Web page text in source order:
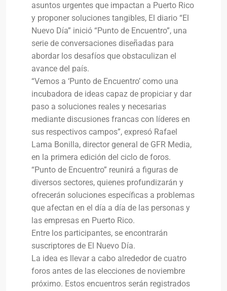
asuntos urgentes que impactan a Puerto Rico
y proponer soluciones tangibles, El diario “El
Nuevo Día” inició “Punto de Encuentro”, una
serie de conversaciones diseñadas para
abordar los desafíos que obstaculizan el
avance del país.
“Vemos a ‘Punto de Encuentro’ como una
incubadora de ideas capaz de propiciar y dar
paso a soluciones reales y necesarias
mediante discusiones francas con líderes en
sus respectivos campos”, expresó Rafael
Lama Bonilla, director general de GFR Media,
en la primera edición del ciclo de foros.
“Punto de Encuentro” reunirá a figuras de
diversos sectores, quienes profundizarán y
ofrecerán soluciones específicas a problemas
que afectan en el día a día de las personas y
las empresas en Puerto Rico.
Entre los participantes, se encontrarán
suscriptores de El Nuevo Día.
La idea es llevar a cabo alrededor de cuatro
foros antes de las elecciones de noviembre
próximo. Estos encuentros serán registrados